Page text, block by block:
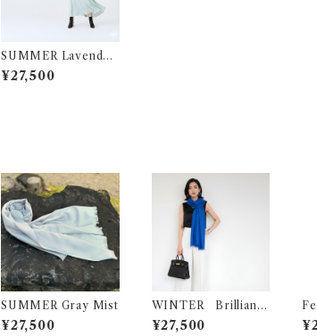
SUMMER Lavender
Blue
¥27,500
SUMMER Gray Mist
¥27,500
WINTER Brilliant
Blue
¥27,500